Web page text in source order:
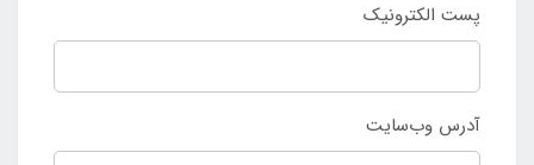
پست الکترونیک
آدرس وب‌سایت